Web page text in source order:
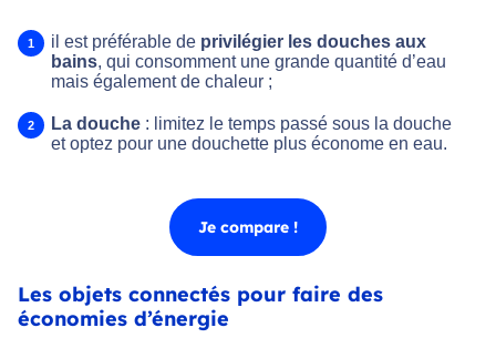
il est préférable de privilégier les douches aux
bains, qui consomment une grande quantité d’eau
mais également de chaleur ;
La douche : limitez le temps passé sous la douche
et optez pour une douchette plus économe en eau.
Je compare !
Les objets connectés pour faire des
économies d’énergie